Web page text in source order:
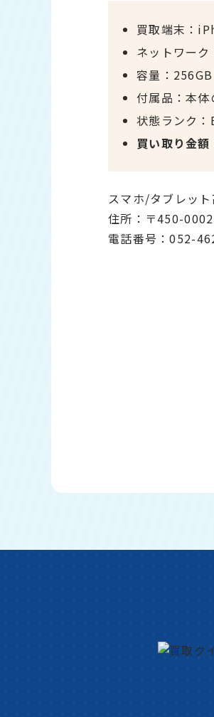
買取端末：
ネットワー
容量：256GB
付属品：本体
状態ランク：
買い取り金
スマホ/タブレッ
住所：〒450-
電話番号：052-